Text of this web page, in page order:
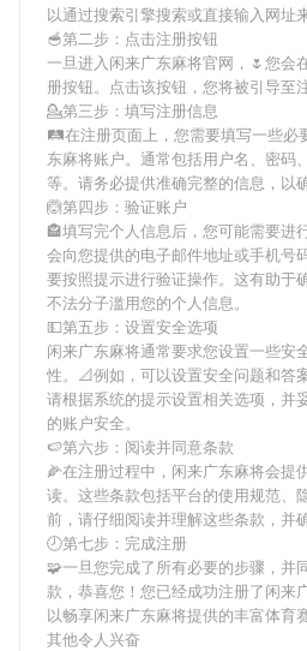
以通过搜索引擎搜索或直接输入网址
🥣第二步：点击注册按钮
一旦进入闲来广东麻将官网，🌷您会
册按钮。点击该按钮，您将被引导至
💁第三步：填写注册信息
🛤在注册页面上，您需要填写一些必
东麻将账户。通常包括用户名、密码
等。请务必提供准确完整的信息，以
🙆第四步：验证账户
🏤填写完个人信息后，您可能需要进
会向您提供的电子邮件地址或手机号
要按照提示进行验证操作。这有助于
不法分子滥用您的个人信息。
💵第五步：设置安全选项
闲来广东麻将通常要求您设置一些安
性。📐例如，可以设置安全问题和答
请根据系统的提示设置相关选项，并
的账户安全。
🍉第六步：阅读并同意条款
🌽在注册过程中， 闲来广东麻将会提
读。这些条款包括平台的使用规范、
前，请仔细阅读并理解这些条款，并
🕗第七步：完成注册
🧩一旦您完成了所有必要的步骤，并
款，恭喜您！您已经成功注册了闲来
以畅享闲来广东麻将提供的丰富体育
其他令人兴奋